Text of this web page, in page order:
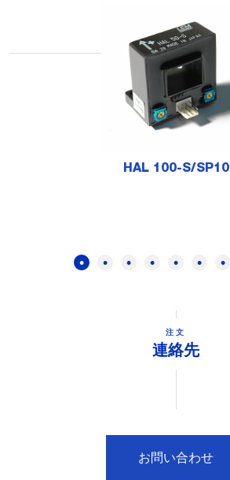
HAL 100-S/SP10
注文
連絡先
お問い合わせ